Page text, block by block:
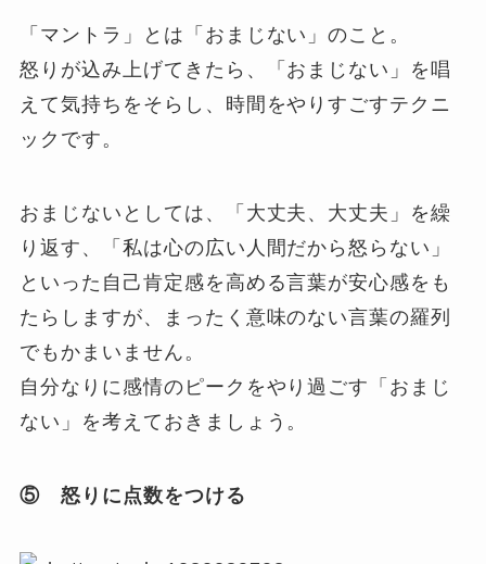
「マントラ」とは「おまじない」のこと。
怒りが込み上げてきたら、「おまじない」を唱
えて気持ちをそらし、時間をやりすごすテクニ
ックです。
おまじないとしては、「大丈夫、大丈夫」を繰
り返す、「私は心の広い人間だから怒らない」
といった自己肯定感を高める言葉が安心感をも
たらしますが、まったく意味のない言葉の羅列
でもかまいません。
自分なりに感情のピークをやり過ごす「おまじ
ない」を考えておきましょう。
⑤ 怒りに点数をつける